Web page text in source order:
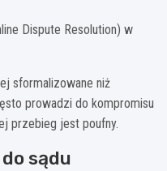
Dispute Resolution) w
sformalizowane niż
prowadzi do kompromisu
przebieg jest poufny.
sądu